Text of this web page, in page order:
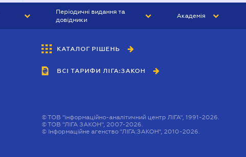
Періодичні видання та
довідники
БУХГАЛТЕР&ЗАКОН
ВІСНИК МСФЗ
Академія
КАТАЛОГ РІШЕНЬ
ВСІ ТАРИФИ ЛІГА:ЗАКОН
©ТОВ "інформаційно-аналітичний центр ЛІГА", 1991-2026.
©ТОВ "ЛІГА ЗАКОН", 2007-2026.
© Інформаційне агенство "ЛІГА:ЗАКОН", 2010-2026.